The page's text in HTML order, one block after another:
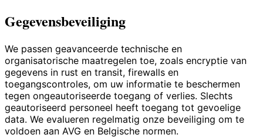
Gegevensbeveiliging
We passen geavanceerde technische en
organisatorische maatregelen toe, zoals encryptie van
gegevens in rust en transit, firewalls en
toegangscontroles, om uw informatie te beschermen
tegen ongeautoriseerde toegang of verlies. Slechts
geautoriseerd personeel heeft toegang tot gevoelige
data. We evalueren regelmatig onze beveiliging om te
voldoen aan AVG en Belgische normen.